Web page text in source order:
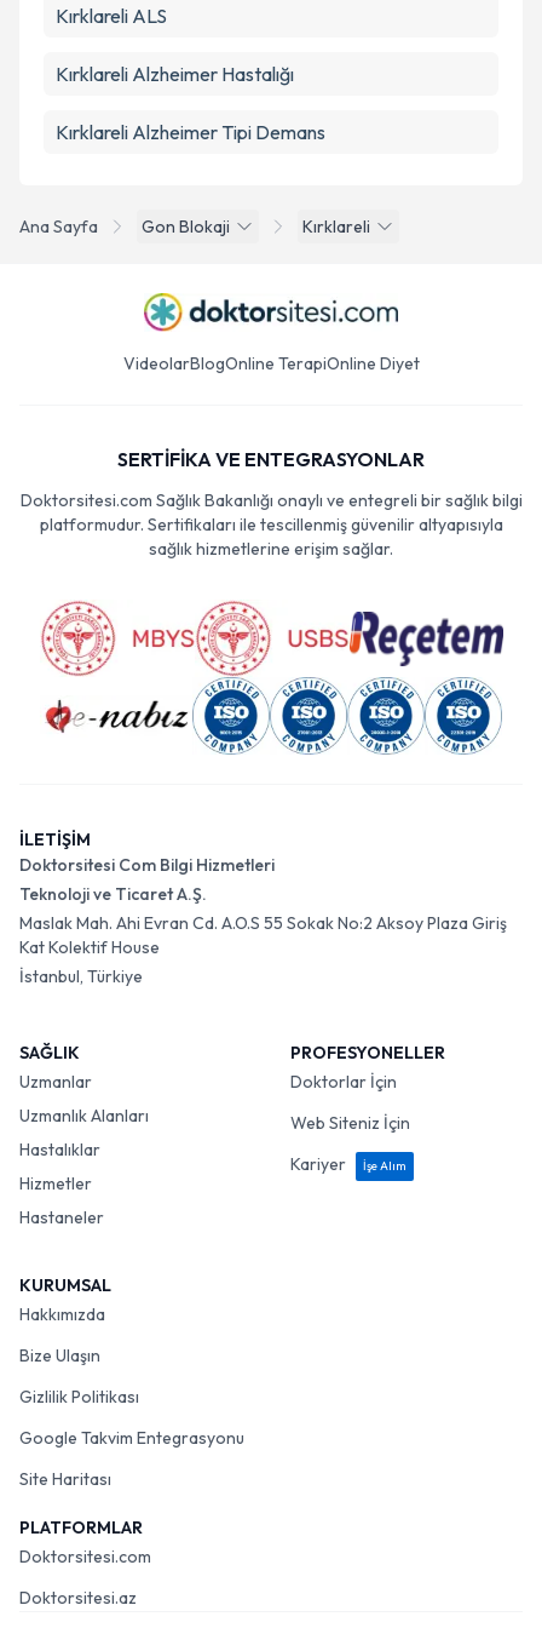
Ana Sayfa Gon Blokaji Kırklareli
Kırklareli ALS
Kırklareli Alzheimer Hastalığı
Kırklareli Alzheimer Tipi Demans
VideolarBlogOnline TerapiOnline Diyet
SERTİFİKA VE ENTEGRASYONLAR
Doktorsitesi.com Sağlık Bakanlığı onaylı ve entegreli bir sağlık bilgi
platformudur. Sertifikaları ile tescillenmiş güvenilir altyapısıyla
sağlık hizmetlerine erişim sağlar.
İLETİŞİM
Doktorsitesi Com Bilgi Hizmetleri
Teknoloji ve Ticaret A.Ş.
Maslak Mah. Ahi Evran Cd. A.O.S 55 Sokak No:2 Aksoy Plaza Giriş
Kat Kolektif House
İstanbul, Türkiye
SAĞLIK
Uzmanlar
Uzmanlık Alanları
Hastalıklar
Hizmetler
Hastaneler
PROFESYONELLER
Doktorlar İçin
Web Siteniz İçin
Kariyer
İşe Alım
KURUMSAL
Hakkımızda
Bize Ulaşın
Gizlilik Politikası
Google Takvim Entegrasyonu
Site Haritası
PLATFORMLAR
Doktorsitesi.com
Doktorsitesi.az